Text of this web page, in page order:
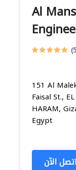
Al
151 Al
Faisal St., EL
HARAM,
Egypt
اتصل الآن